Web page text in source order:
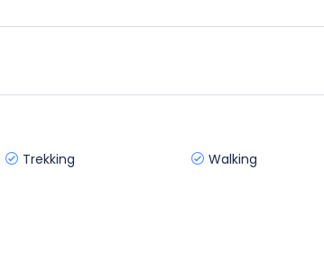
Trekking
Walking